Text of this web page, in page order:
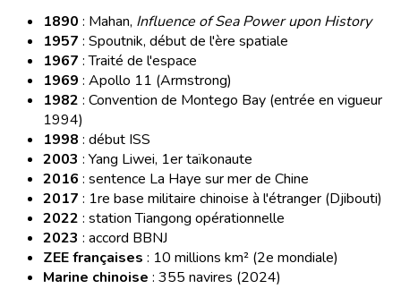
1890 : Mahan, Influence of Sea Power upon History
1957 : Spoutnik, début de l'ère spatiale
1967 : Traité de l'espace
1969 : Apollo 11 (Armstrong)
1982 : Convention de Montego Bay (entrée en vigueur
1994)
1998 : début ISS
2003 : Yang Liwei, 1er taïkonaute
2016 : sentence La Haye sur mer de Chine
2017 : 1re base militaire chinoise à l'étranger (Djibouti)
2022 : station Tiangong opérationnelle
2023 : accord BBNJ
ZEE françaises : 10 millions km² (2e mondiale)
Marine chinoise : 355 navires (2024)